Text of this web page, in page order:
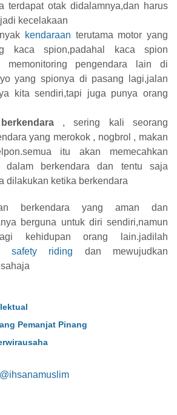
terdapat otak didalamnya,dan harus
kecelakaan
kendaraan terutama motor yang
kaca spion,padahal kaca spion
memonitoring pengendara lain di
yang spionya di pasang lagi,jalan
kita sendiri,tapi juga punya orang
, sering kali seorang
yang merokok , nogbrol , makan
itu akan memecahkan
dalam berkendara dan tentu saja
dilakukan ketika berkendara
berkendara yang aman dan
berguna untuk diri sendiri,namun
kehidupan orang lain.jadilah
safety riding dan mewujudkan
Pemanjat Pinang
@ihsanamuslim